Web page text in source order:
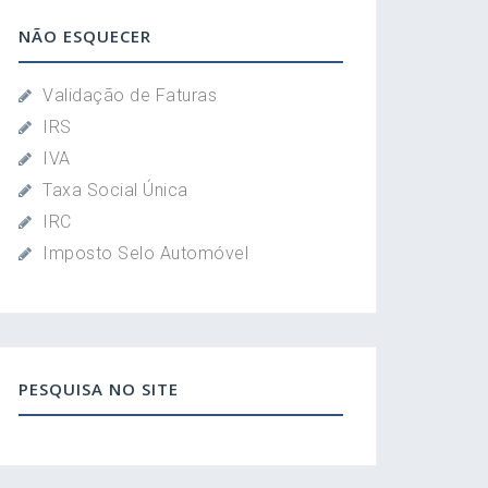
NÃO ESQUECER
Validação de Faturas
IRS
IVA
Taxa Social Única
IRC
Imposto Selo Automóvel
PESQUISA NO SITE